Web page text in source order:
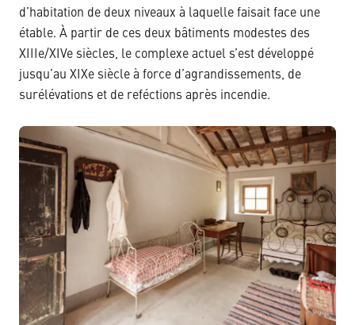
d’habitation de deux niveaux à laquelle faisait face une
étable. À partir de ces deux bâtiments modestes des
XIIIe/XIVe siècles, le complexe actuel s’est développé
jusqu’au XIXe siècle à force d’agrandissements, de
surélévations et de reféctions après incendie.